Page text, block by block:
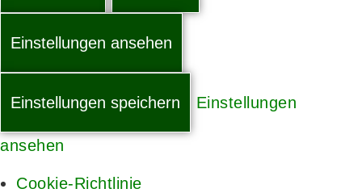
Einstellungen ansehen
Einstellungen speichern Einstellungen
ansehen
Cookie-Richtlinie